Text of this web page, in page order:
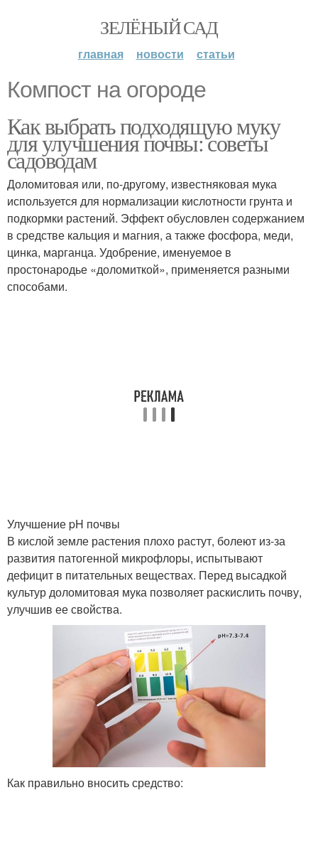
ЗЕЛЁНЫЙ САД
главная новости статьи
Компост на огороде
Как выбрать подходящую муку
для улучшения почвы: советы
садоводам
Доломитовая или, по-другому, известняковая мука
используется для нормализации кислотности грунта и
подкормки растений. Эффект обусловлен содержанием
в средстве кальция и магния, а также фосфора, меди,
цинка, марганца. Удобрение, именуемое в
простонародье «доломиткой», применяется разными
способами.
Улучшение pH почвы
В кислой земле растения плохо растут, болеют из-за
развития патогенной микрофлоры, испытывают
дефицит в питательных веществах. Перед высадкой
культур доломитовая мука позволяет раскислить почву,
улучшив ее свойства.
Как правильно вносить средство: